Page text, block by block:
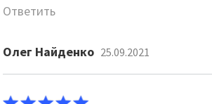
Ответить
Олег Найденко 25.09.2021